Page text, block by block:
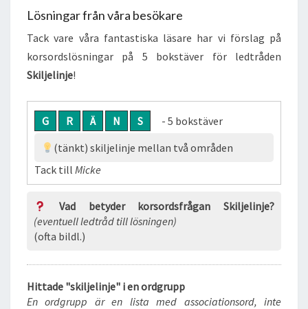
Lösningar från våra besökare
Tack vare våra fantastiska läsare har vi förslag på
korsordslösningar på 5 bokstäver för ledtråden
Skiljelinje!
G R Ä N S
- 5 bokstäver
(tänkt) skiljelinje mellan två områden
Tack till Micke
Vad betyder korsordsfrågan Skiljelinje?
(eventuell ledtråd till lösningen)
(ofta bildl.)
Hittade "skiljelinje" i en ordgrupp
En ordgrupp är en lista med associationsord, inte